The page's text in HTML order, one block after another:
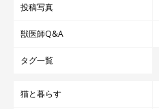
投稿写真
獣医師Q&A
タグ一覧
猫と暮らす